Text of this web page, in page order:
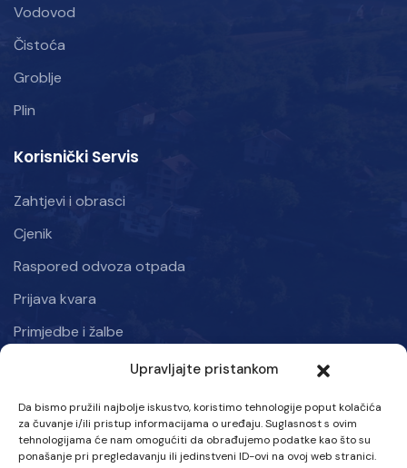
Upravljajte pristankom
Da bismo pružili najbolje iskustvo, koristimo tehnologije poput kolačića
za čuvanje i/ili pristup informacijama o uređaju. Suglasnost s ovim
tehnologijama će nam omogućiti da obrađujemo podatke kao što su
ponašanje pri pregledavanju ili jedinstveni ID-ovi na ovoj web stranici.
Vodovod
Čistoća
Groblje
Plin
Korisnički Servis
Zahtjevi i obrasci
Cjenik
Raspored odvoza otpada
Prijava kvara
Primjedbe i žalbe
Kraljice mira 50, Kiseljak 71250
Ponedjeljak – Petak: 07:00 – 15:30 h